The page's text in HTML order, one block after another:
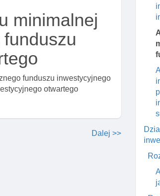
minimalnej
funduszu inwestycyjnego
otwartego
Dalej >>